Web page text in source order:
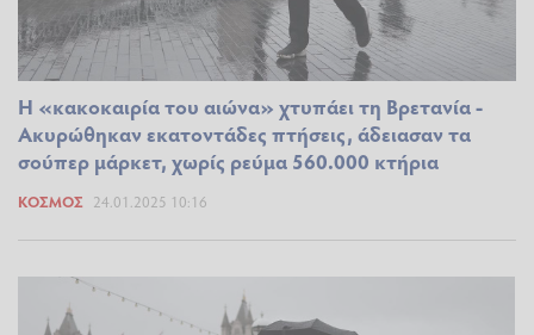
Η «κακοκαιρία του αιώνα» χτυπάει τη Βρετανία -
Ακυρώθηκαν εκατοντάδες πτήσεις, άδειασαν τα
σούπερ μάρκετ, χωρίς ρεύμα 560.000 κτήρια
ΚΌΣΜΟΣ 24.01.2025 10:16